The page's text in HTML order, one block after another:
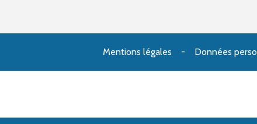
Mentions légales Données